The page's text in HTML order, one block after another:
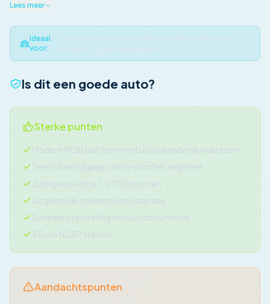
Lees meer
Ideaal
voor:
Is dit een goede auto?
Sterke punten
Modern MQB platform met uitstekende rijkwaliteiten
Zeer ruime bagageruimte voor het segment
Zuinige en vlotte 1.0 TSI motoren
Uitgebreide connectiviteitsopties
Scherpe prijsstelling versus concurrentie
5 Euro NCAP sterren
Aandachtspunten